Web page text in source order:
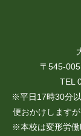
〒545-
TEL
※平日17時30分
便おかけします
※本校は変形労働